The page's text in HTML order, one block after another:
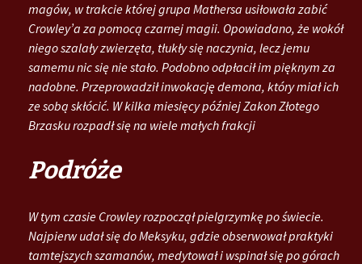
magów, w trakcie której grupa Mathersa usiłowała zabić
Crowley’a za pomocą czarnej magii. Opowiadano, że wokół
niego szalały zwierzęta, tłukły się naczynia, lecz jemu
samemu nic się nie stało. Podobno odpłacił im pięknym za
nadobne. Przeprowadził inwokację demona, który miał ich
ze sobą skłócić. W kilka miesięcy później Zakon Złotego
Brzasku rozpadł się na wiele małych frakcji
Podróże
W tym czasie Crowley rozpoczął pielgrzymkę po świecie.
Najpierw udał się do Meksyku, gdzie obserwował praktyki
tamtejszych szamanów, medytował i wspinał się po górach